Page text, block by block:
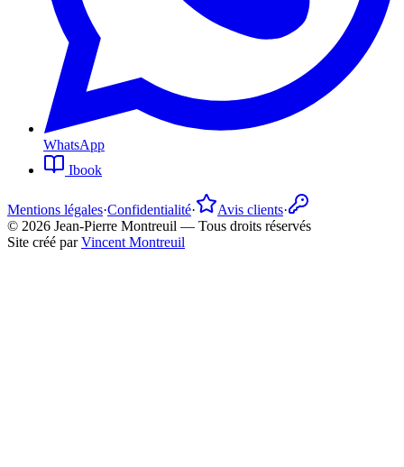
WhatsApp
Ibook
Mentions légales·Confidentialité· Avis clients·
© 2026 Jean-Pierre Montreuil — Tous droits réservés
Site créé par Vincent Montreuil